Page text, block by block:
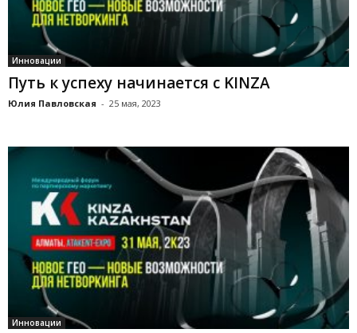
Инновации
Путь к успеху начинается с KINZA
Юлия Павловская - 25 мая, 2023
Инновации